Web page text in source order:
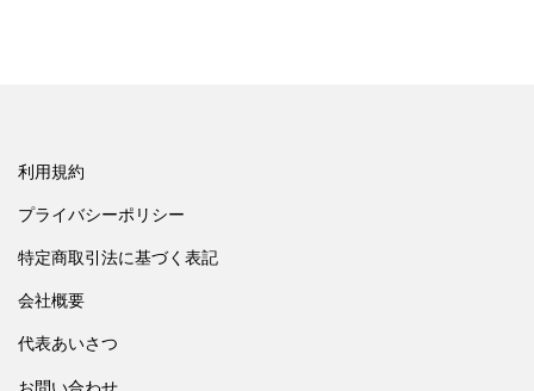
利用規約
プライバシーポリシー
特定商取引法に基づく表記
会社概要
代表あいさつ
お問い合わせ